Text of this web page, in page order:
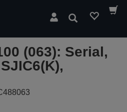
Pesquisar
(063): Serial,